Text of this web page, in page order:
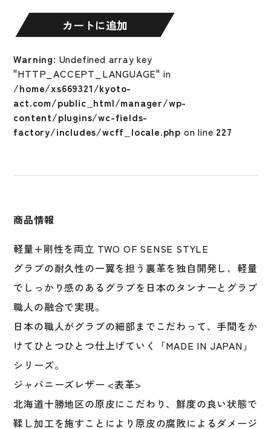
グ
ラ
ブ
内
野
手
HOH®
JAPAN
用
野
球
グ
ロ
ー
ブ
一
般
大
人
Rawlings
GH4FHJH52
個
カートに追加
Warning: Undefined array key
"HTTP_ACCEPT_LANGUAGE" in
/home/xs669321/kyoto-
act.com/public_html/manager/wp-
content/plugins/wc-fields-
factory/includes/wcff_locale.php on line 227
商品情報
軽量+剛性を両立 TWO OF SENSE STYLE
グラブの耐久性の一翼を担う裏革を独自開発し、軽量
でしっかり感のあるグラブを日本のタンナーとグラブ
職人の融合で実現。
日本の職人がグラブの細部までこだわって、手間をか
けてひとつひとつ仕上げていく「MADE IN JAPAN」
シリーズ。
ジャパニーズレザー <表革>
北海道十勝地区の原皮にこだわり、鮮度の良い状態で
鞣し加工を施すことにより原皮の腐敗によるダメージ